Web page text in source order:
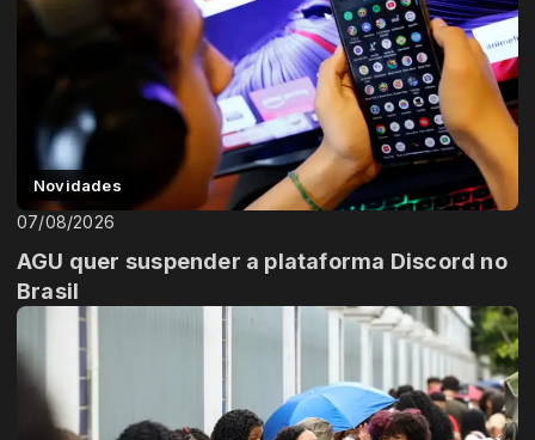
Novidades
07/08/2026
AGU quer suspender a plataforma Discord no
Brasil